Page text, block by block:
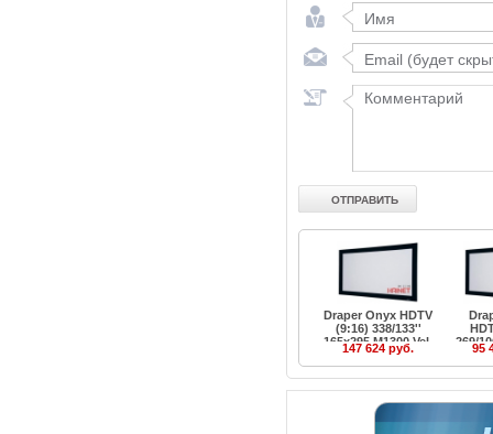
Draper Onyx HDTV
(9:16) 338/133''
165x295 M1300 Vel-
Tex
147 624 руб.
269/95